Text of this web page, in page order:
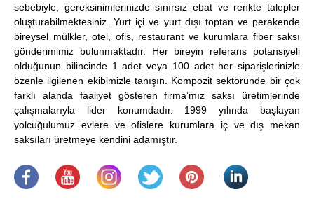
sebebiyle, gereksinimlerinizde sınırsız ebat ve renkte talepler
oluşturabilmektesiniz. Yurt içi ve yurt dışı toptan ve perakende
bireysel mülkler, otel, ofis, restaurant ve kurumlara fiber saksı
gönderimimiz bulunmaktadır. Her bireyin referans potansiyeli
olduğunun bilincinde 1 adet veya 100 adet her siparişlerinizle
özenle ilgilenen ekibimizle tanışın. Kompozit sektöründe bir çok
farklı alanda faaliyet gösteren firma’mız saksı üretimlerinde
çalışmalarıyla lider konumdadır. 1999 yılında başlayan
yolcuğulumuz evlere ve ofislere kurumlara iç ve dış mekan
saksıları üretmeye kendini adamıştır.